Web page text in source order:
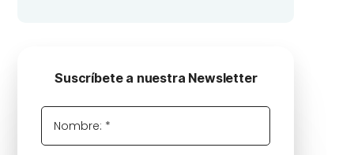
Suscríbete a nuestra Newsletter
Nombre: *